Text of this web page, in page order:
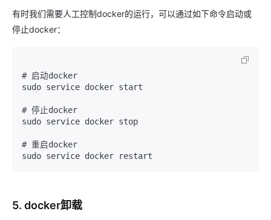
有时我们需要人工控制docker的运行，可以通过如下命令启动或
停止docker：
# 启动docker
sudo service docker start
# 停止docker
sudo service docker stop
# 重启docker
sudo service docker restart
5. docker卸载